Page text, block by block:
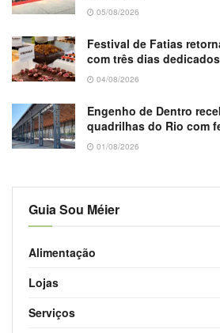
05/08/2026
Festival de Fatias
com três dias
04/08/2026
Engenho de Dentro
quadrilhas do Rio com
01/08/2026
Guia Sou Méier
Alimentação
Lojas
Serviços